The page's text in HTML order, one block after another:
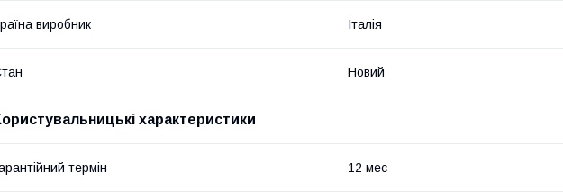
виробник Італія
Новий
характеристики
термін 12 мес